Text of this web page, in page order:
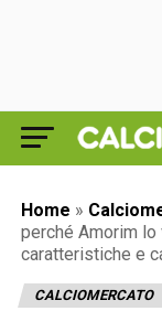
Home »
perché Amorim
caratteristiche e
CALCIOMERCATO